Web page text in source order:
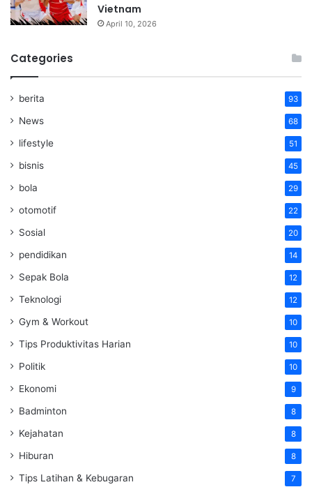
Vietnam
April 10, 2026
Categories
berita 93
News 68
lifestyle 51
bisnis 45
bola 29
otomotif 22
Sosial 20
pendidikan 14
Sepak Bola 12
Teknologi 12
Gym & Workout 10
Tips Produktivitas Harian 10
Politik 10
Ekonomi 9
Badminton 8
Kejahatan 8
Hiburan 8
Tips Latihan & Kebugaran 7